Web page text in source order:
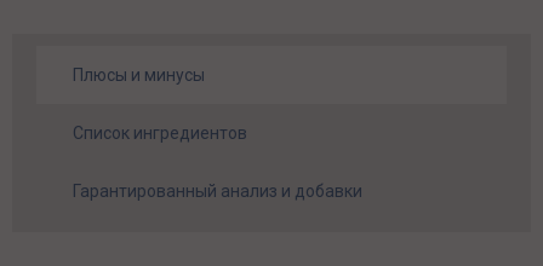
Плюсы и минусы
Список ингредиентов
Гарантированный анализ и добавки